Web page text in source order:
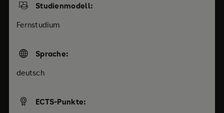
Studienmodell:
Fernstudium
Sprache:
deutsch
ECTS-Punkte: